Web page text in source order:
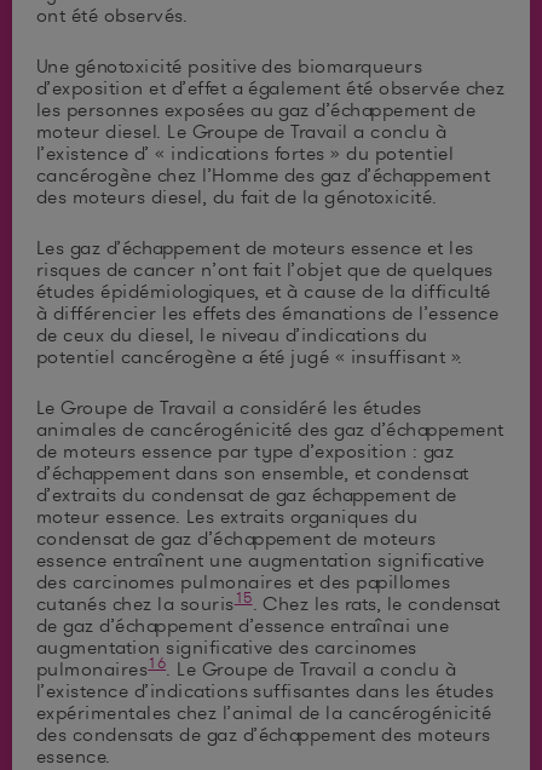
ont été observés.
Une génotoxicité positive des biomarqueurs
d’exposition et d’effet a également été observée chez
les personnes exposées au gaz d’échappement de
moteur diesel. Le Groupe de Travail a conclu à
l’existence d’ « indications fortes » du potentiel
cancérogène chez l’Homme des gaz d’échappement
des moteurs diesel, du fait de la génotoxicité.
Les gaz d’échappement de moteurs essence et les
risques de cancer n’ont fait l’objet que de quelques
études épidémiologiques, et à cause de la difficulté
à différencier les effets des émanations de l’essence
de ceux du diesel, le niveau d’indications du
potentiel cancérogène a été jugé « insuffisant ».
Le Groupe de Travail a considéré les études
animales de cancérogénicité des gaz d’échappement
de moteurs essence par type d’exposition : gaz
d’échappement dans son ensemble, et condensat
d’extraits du condensat de gaz échappement de
moteur essence. Les extraits organiques du
condensat de gaz d’échappement de moteurs
essence entraînent une augmentation significative
des carcinomes pulmonaires et des papillomes
cutanés chez la souris15. Chez les rats, le condensat
de gaz d’échappement d’essence entraînai une
augmentation significative des carcinomes
pulmonaires16. Le Groupe de Travail a conclu à
l’existence d’indications suffisantes dans les études
expérimentales chez l’animal de la cancérogénicité
des condensats de gaz d’échappement des moteurs
essence.